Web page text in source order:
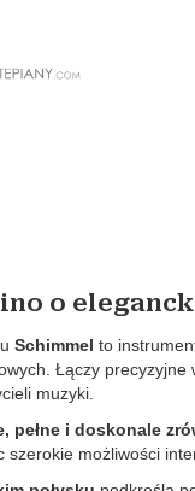
o
Schimmel to
Łączy
muzyki.
pełne i doskonale
szerokie możliwości